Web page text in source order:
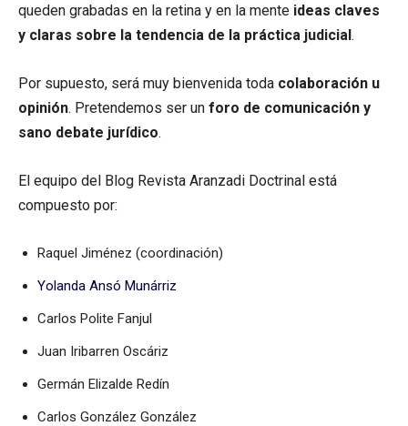
queden grabadas en la retina y en la mente ideas claves
y claras sobre la tendencia de la práctica judicial.
Por supuesto, será muy bienvenida toda colaboración u
opinión. Pretendemos ser un foro de comunicación y
sano debate jurídico.
El equipo del Blog Revista Aranzadi Doctrinal está
compuesto por:
Raquel Jiménez (coordinación)
Yolanda Ansó Munárriz
Carlos Polite Fanjul
Juan Iribarren Oscáriz
Germán Elizalde Redín
Carlos González González